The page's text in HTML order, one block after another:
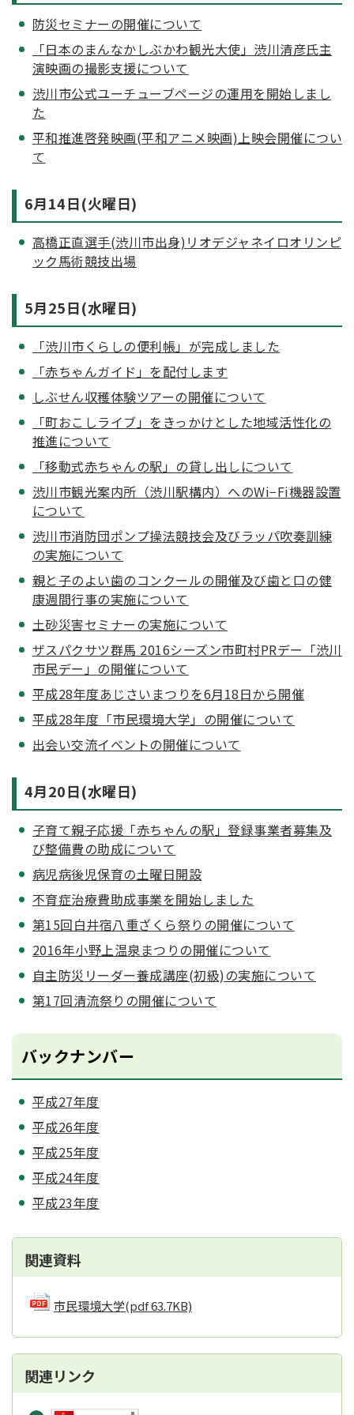
防災セミナーの開催について
「日本のまんなかしぶかわ観光大使」渋川清彦氏主
演映画の撮影支援について
渋川市公式ユーチューブページの運用を開始しまし
た
平和推進啓発映画(平和アニメ映画)上映会開催につい
て
6月14日(火曜日)
高橋正直選手(渋川市出身)リオデジャネイロオリンピ
ック馬術競技出場
5月25日(水曜日)
「渋川市くらしの便利帳」が完成しました
「赤ちゃんガイド」を配付します
しぶせん収穫体験ツアーの開催について
「町おこしライブ」をきっかけとした地域活性化の
推進について
「移動式赤ちゃんの駅」の貸し出しについて
渋川市観光案内所（渋川駅構内）へのWi−Fi機器設置
について
渋川市消防団ポンプ操法競技会及びラッパ吹奏訓練
の実施について
親と子のよい歯のコンクールの開催及び歯と口の健
康週間行事の実施について
土砂災害セミナーの実施について
ザスパクサツ群馬 2016シーズン市町村PRデー「渋川
市民デー」の開催について
平成28年度あじさいまつりを6月18日から開催
平成28年度「市民環境大学」の開催について
出会い交流イベントの開催について
4月20日(水曜日)
子育て親子応援「赤ちゃんの駅」登録事業者募集及
び整備費の助成について
病児病後児保育の土曜日開設
不育症治療費助成事業を開始しました
第15回白井宿八重ざくら祭りの開催について
2016年小野上温泉まつりの開催について
自主防災リーダー養成講座(初級)の実施について
第17回清流祭りの開催について
バックナンバー
平成27年度
平成26年度
平成25年度
平成24年度
平成23年度
関連資料
市民環境大学(pdf 63.7KB)
関連リンク